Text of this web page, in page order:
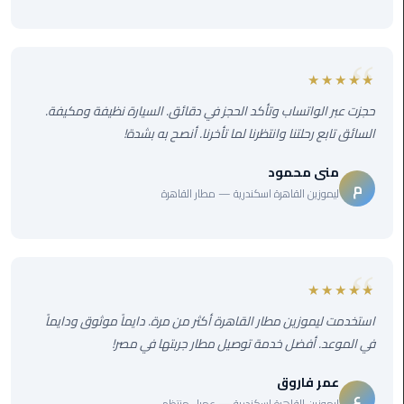
ليموزين
الاعمال
حدائق
الاهرام
زايد
ليموزين
طنطا
★★★★★
حجزت عبر الواتساب وتأكد الحجز في دقائق. السيارة نظيفة ومكيفة.
السائق تابع رحلتنا وانتظرنا لما تأخرنا. أنصح به بشدة!
م
منى محمود
ليموزين القاهرة اسكندرية — مطار القاهرة
★★★★★
استخدمت ليموزين مطار القاهرة أكثر من مرة. دايماً موثوق ودايماً
في الموعد. أفضل خدمة توصيل مطار جربتها في مصر!
ع
عمر فاروق